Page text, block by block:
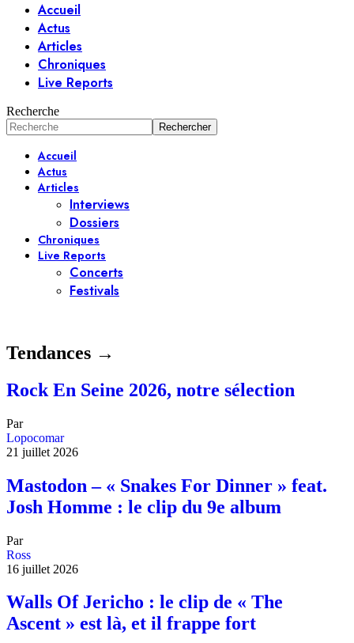
Accueil
Actus
Articles
Chroniques
Live Reports
Recherche
Accueil
Actus
Articles
Interviews
Dossiers
Chroniques
Live Reports
Concerts
Festivals
Tendances →
Rock En Seine 2026, notre sélection
Par
Lopocomar
21 juillet 2026
Mastodon – « Snakes For Dinner » feat.
Josh Homme : le clip du 9e album
Par
Ross
16 juillet 2026
Walls Of Jericho : le clip de « The
Ascent » est là, et il frappe fort